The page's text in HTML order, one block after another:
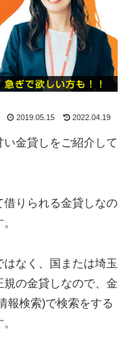
2019.05.15 2022.04.19
金貸しをご紹介して
りられる金貸しなの
なく、国または埼玉
の金貸しなので、金
報検索)で検索をする